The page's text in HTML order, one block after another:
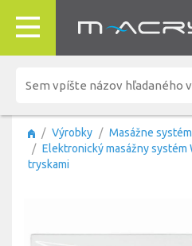
Výrobky Masážne
Elektronický masážny systém
tryskami